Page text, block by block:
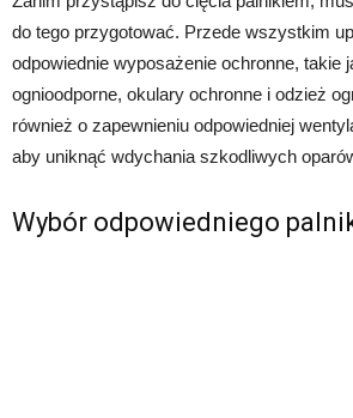
do tego przygotować. Przede wszystkim
odpowiednie wyposażenie ochronne, takie
ognioodporne, okulary ochronne i odzież
również o zapewnieniu odpowiedniej
aby uniknąć wdychania szkodliwych
Wybór odpowiedniego